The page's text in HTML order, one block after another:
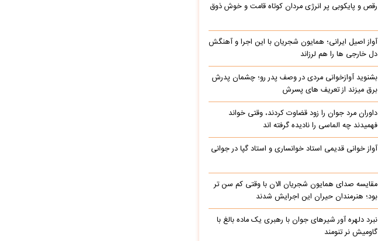
رقص و پایکوبی پر انرژی مردان کوتاه قامت و خوش ذوق
آواز اصیل ایرانی؛ همایون شجریان با این اجرا و آهنگش
دل خارجی ها را هم لرزاند
بشنوید آوازخوانی مردی در وصف پدر رو؛ چشمان پدرش
برق میزند از تعریف های پسرش
داوران مرد جوان را زود قضاوت کردند، وقتی خواند
فهمیدند چه الماسی را نادیده گرفته اند
آواز خوانی قدیمی استاد خوانساری و استاد گپا در جوانی
مقایسه صدای همایون شجریان الان با وقتی کم سن تر
بود؛ هنرمندان حیران این اجرایش شدند
نبرد دلهره آور شیرهای جوان با رهبری یک ماده بالغ با
گاومیش نر تنومند